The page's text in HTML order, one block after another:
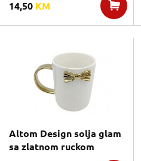
14,50 KM
Altom Design solja glam
sa zlatnom ruckom